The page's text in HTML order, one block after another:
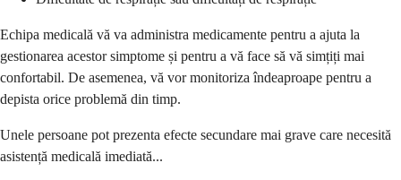
Echipa medicală vă va administra medicamente pentru a ajuta la
gestionarea acestor simptome și pentru a vă face să vă simțiți mai
confortabil. De asemenea, vă vor monitoriza îndeaproape pentru a
depista orice problemă din timp.
Unele persoane pot prezenta efecte secundare mai grave care necesită
asistență medicală imediată...